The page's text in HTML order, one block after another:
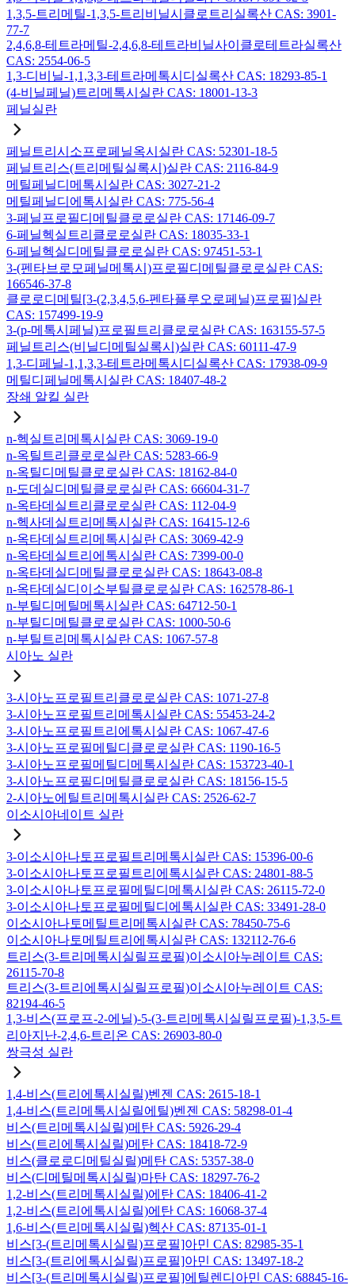
1,3,5-트리메틸-1,3,5-트리비닐시클로트리실록산 CAS: 3901-
77-7
2,4,6,8-테트라메틸-2,4,6,8-테트라비닐사이클로테트라실록산
CAS: 2554-06-5
1,3-디비닐-1,1,3,3-테트라메톡시디실록산 CAS: 18293-85-1
(4-비닐페닐)트리메톡시실란 CAS: 18001-13-3
페닐실란
페닐트리시소프로페닐옥시실란 CAS: 52301-18-5
페닐트리스(트리메틸실록시)실란 CAS: 2116-84-9
메틸페닐디메톡시실란 CAS: 3027-21-2
메틸페닐디에톡시실란 CAS: 775-56-4
3-페닐프로필디메틸클로로실란 CAS: 17146-09-7
6-페닐헥실트리클로로실란 CAS: 18035-33-1
6-페닐헥실디메틸클로로실란 CAS: 97451-53-1
3-(펜타브로모페닐메톡시)프로필디메틸클로로실란 CAS:
166546-37-8
클로로디메틸[3-(2,3,4,5,6-펜타플루오로페닐)프로필]실란
CAS: 157499-19-9
3-(p-메톡시페닐)프로필트리클로로실란 CAS: 163155-57-5
페닐트리스(비닐디메틸실록시)실란 CAS: 60111-47-9
1,3-디페닐-1,1,3,3-테트라메톡시디실록산 CAS: 17938-09-9
메틸디페닐메톡시실란 CAS: 18407-48-2
장쇄 알킬 실란
n-헥실트리메톡시실란 CAS: 3069-19-0
n-옥틸트리클로로실란 CAS: 5283-66-9
n-옥틸디메틸클로로실란 CAS: 18162-84-0
n-도데실디메틸클로로실란 CAS: 66604-31-7
n-옥타데실트리클로로실란 CAS: 112-04-9
n-헥사데실트리메톡시실란 CAS: 16415-12-6
n-옥타데실트리메톡시실란 CAS: 3069-42-9
n-옥타데실트리에톡시실란 CAS: 7399-00-0
n-옥타데실디메틸클로로실란 CAS: 18643-08-8
n-옥타데실디이소부틸클로로실란 CAS: 162578-86-1
n-부틸디메틸메톡시실란 CAS: 64712-50-1
n-부틸디메틸클로로실란 CAS: 1000-50-6
n-부틸트리메톡시실란 CAS: 1067-57-8
시아노 실란
3-시아노프로필트리클로로실란 CAS: 1071-27-8
3-시아노프로필트리메톡시실란 CAS: 55453-24-2
3-시아노프로필트리에톡시실란 CAS: 1067-47-6
3-시아노프로필메틸디클로로실란 CAS: 1190-16-5
3-시아노프로필메틸디메톡시실란 CAS: 153723-40-1
3-시아노프로필디메틸클로로실란 CAS: 18156-15-5
2-시아노에틸트리메톡시실란 CAS: 2526-62-7
이소시아네이트 실란
3-이소시아나토프로필트리메톡시실란 CAS: 15396-00-6
3-이소시아나토프로필트리에톡시실란 CAS: 24801-88-5
3-이소시아나토프로필메틸디메톡시실란 CAS: 26115-72-0
3-이소시아나토프로필메틸디에톡시실란 CAS: 33491-28-0
이소시아나토메틸트리메톡시실란 CAS: 78450-75-6
이소시아나토메틸트리에톡시실란 CAS: 132112-76-6
트리스(3-트리메톡시실릴프로필)이소시아누레이트 CAS:
26115-70-8
트리스(3-트리에톡시실릴프로필)이소시아누레이트 CAS:
82194-46-5
1,3-비스(프로프-2-에닐)-5-(3-트리메톡시실릴프로필)-1,3,5-트
리아지난-2,4,6-트리온 CAS: 26903-80-0
쌍극성 실란
1,4-비스(트리에톡시실릴)벤젠 CAS: 2615-18-1
1,4-비스(트리메톡시실릴에틸)벤젠 CAS: 58298-01-4
비스(트리메톡시실릴)메탄 CAS: 5926-29-4
비스(트리에톡시실릴)메탄 CAS: 18418-72-9
비스(클로로디메틸실릴)메탄 CAS: 5357-38-0
비스(디메틸메톡시실릴)마탄 CAS: 18297-76-2
1,2-비스(트리메톡시실릴)에탄 CAS: 18406-41-2
1,2-비스(트리에톡시실릴)에탄 CAS: 16068-37-4
1,6-비스(트리메톡시실릴)헥산 CAS: 87135-01-1
비스[3-(트리메톡시실릴)프로필]아민 CAS: 82985-35-1
비스[3-(트리에톡시실릴)프로필]아민 CAS: 13497-18-2
비스[3-(트리메톡시실릴)프로필]에틸렌디아민 CAS: 68845-16-